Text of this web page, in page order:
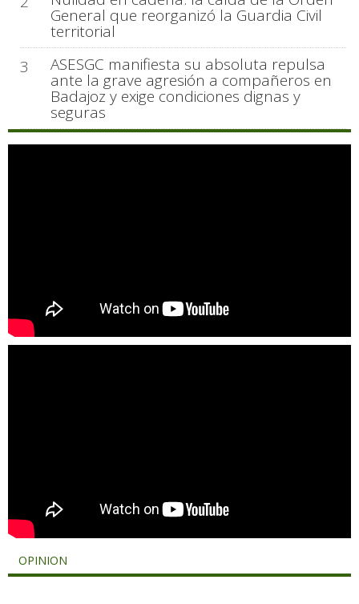
General que reorganizó la Guardia Civil
territorial
3
ASESGC manifiesta su absoluta repulsa
ante la grave agresión a compañeros en
Badajoz y exige condiciones dignas y
seguras
OPINION